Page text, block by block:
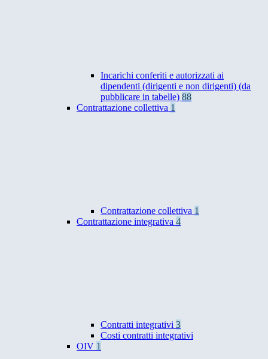
Incarichi conferiti e autorizzati ai
dipendenti (dirigenti e non dirigenti) (da
pubblicare in tabelle) 88
Contrattazione collettiva 1
Contrattazione collettiva 1
Contrattazione integrativa 4
Contratti integrativi 3
Costi contratti integrativi
OIV 1